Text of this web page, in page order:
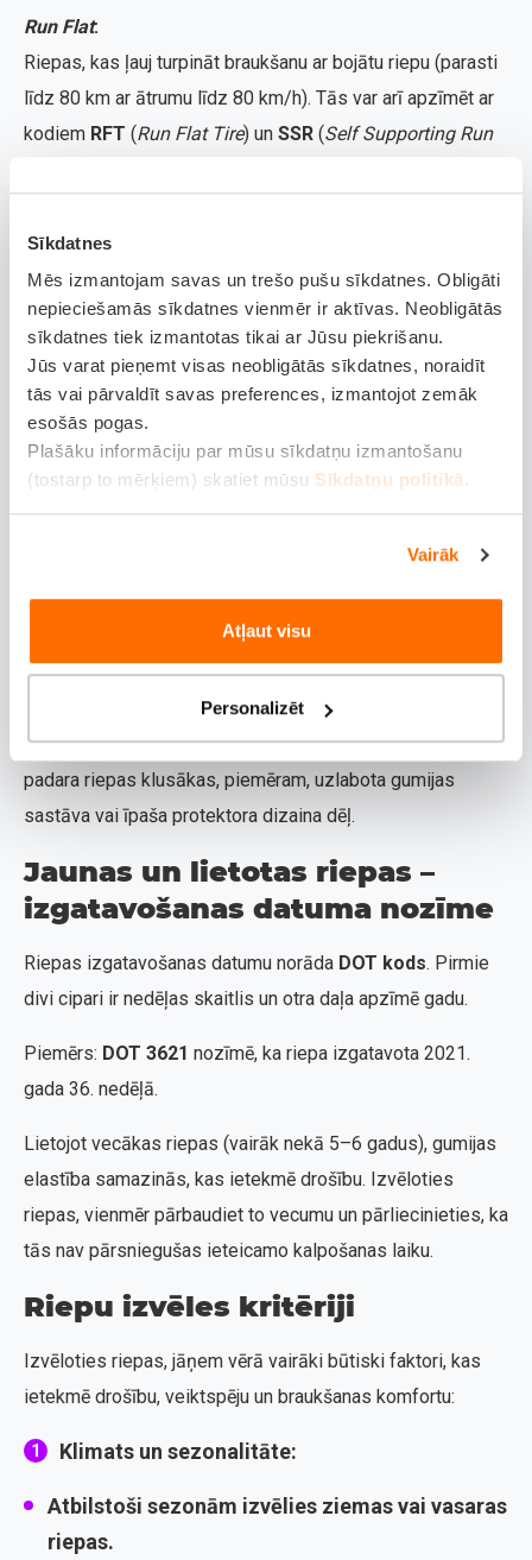
Sīkdatnes
Mēs izmantojam savas un trešo pušu sīkdatnes. Obligāti
nepieciešamās sīkdatnes vienmēr ir aktīvas. Neobligātās
sīkdatnes tiek izmantotas tikai ar Jūsu piekrišanu.
Jūs varat pieņemt visas neobligātās sīkdatnes, noraidīt
tās vai pārvaldīt savas preferences, izmantojot zemāk
esošās pogas.
Plašāku informāciju par mūsu sīkdatņu izmantošanu
(tostarp to mērķiem) skatiet mūsu Sīkdatņu politikā
Vairāk
Atļaut visu
Personalizēt
Run Flat:
Riepas, kas ļauj turpināt braukšanu ar bojātu riepu (parasti
līdz 80 km ar ātrumu līdz 80 km/h). Tās var arī apzīmēt ar
kodiem RFT (Run Flat Tire) un SSR (Self Supporting Run
drošības un veiktspējas standartiem.
TWI(Tread Wear Indicator ):
Protektora nodiluma indikatori. Uz riepām ir mazs
marķējums, kas norāda vietu, kur protektorā ir nodiluma
robežzīmes, lai autovadītājs zinātu, kad riepa jānomaina.
Bultiņas un “Outside/Inside”:
Norāda, vai riepa ir virzienveida vai asimetriska.
Norāda uz trokšņu samazināšanas tehnoloģijām, kas
padara riepas klusākas, piemēram, uzlabota gumijas
sastāva vai īpaša protektora dizaina dēļ.
Jaunas un lietotas riepas –
izgatavošanas datuma nozīme
Riepas izgatavošanas datumu norāda DOT kods. Pirmie
divi cipari ir nedēļas skaitlis un otra daļa apzīmē gadu.
Piemērs: DOT 3621 nozīmē, ka riepa izgatavota 2021.
gada 36. nedēļā.
Lietojot vecākas riepas (vairāk nekā 5–6 gadus), gumijas
elastība samazinās, kas ietekmē drošību. Izvēloties
riepas, vienmēr pārbaudiet to vecumu un pārliecinieties, ka
tās nav pārsniegušas ieteicamo kalpošanas laiku.
Riepu izvēles kritēriji
Izvēloties riepas, jāņem vērā vairāki būtiski faktori, kas
ietekmē drošību, veiktspēju un braukšanas komfortu:
Klimats un sezonalitāte:
Atbilstoši sezonām izvēlies ziemas vai vasaras
riepas.